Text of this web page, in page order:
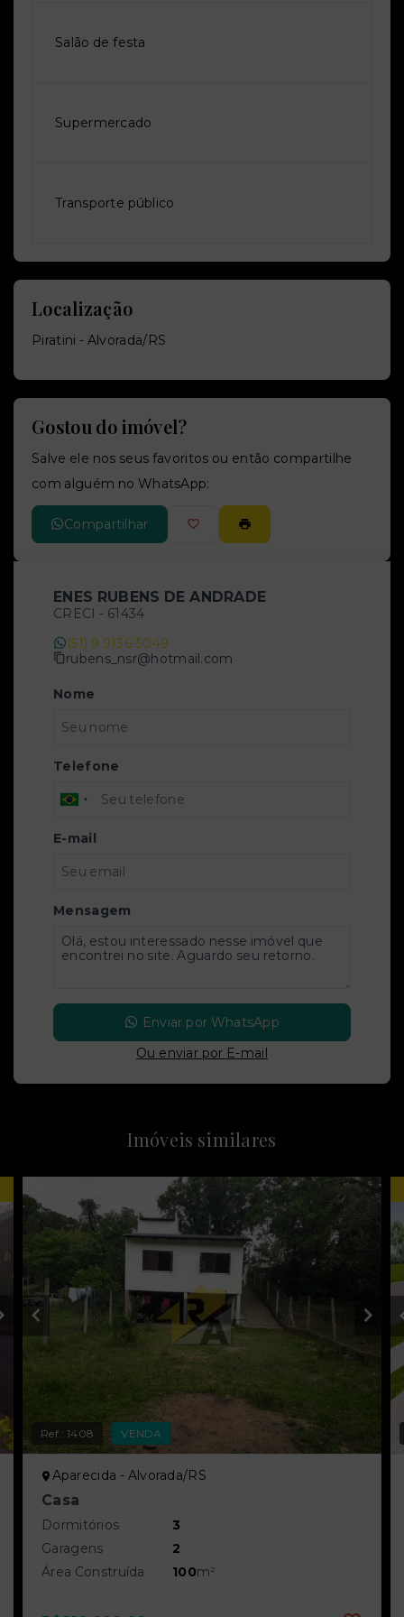
Salão de festa
Supermercado
Transporte público
Localização
Piratini - Alvorada/RS
Gostou do imóvel?
Salve ele nos seus favoritos ou então compartilhe
com alguém no WhatsApp:
Compartilhar
ENES RUBENS DE ANDRADE
CRECI - 61434
(51) 9 9136-5049
rubens_nsr@hotmail.com
Nome
Telefone
E-mail
Mensagem
Enviar por WhatsApp
Ou enviar por E-mail
Imóveis similares
Ref.:1408 VENDA
Aparecida - Alvorada/RS
Casa
Dormitórios
3
Garagens
2
Área Construída
100m²